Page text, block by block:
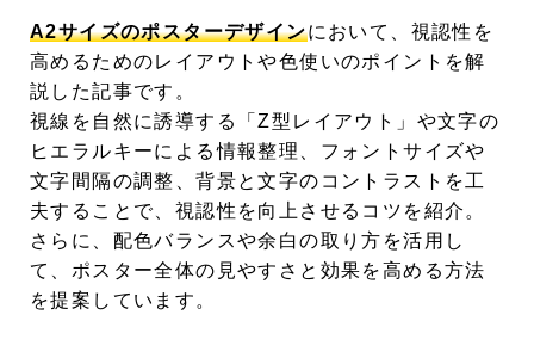
A2サイズのポスターデザインにおいて、視認性を
高めるためのレイアウトや色使いのポイントを解
説した記事です。
視線を自然に誘導する「Z型レイアウト」や文字の
ヒエラルキーによる情報整理、フォントサイズや
文字間隔の調整、背景と文字のコントラストを工
夫することで、視認性を向上させるコツを紹介。
さらに、配色バランスや余白の取り方を活用し
て、ポスター全体の見やすさと効果を高める方法
を提案しています。